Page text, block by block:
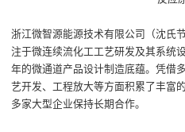
浙江微智源能源技术有限公司（沈氏
注于微连续流化工工艺研发及其系统
年的微通道产品设计制造底蕴。凭借
艺开发、工程放大等方面积累了丰富
多家大型企业保持长期合作。